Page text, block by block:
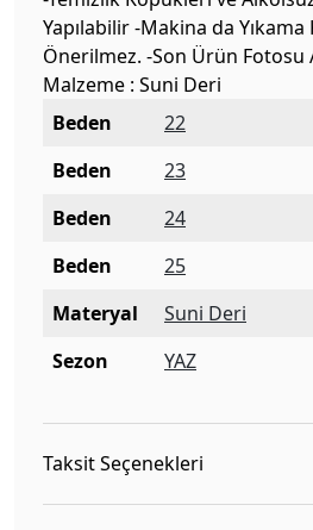
Yapılabilir -Makina da
Önerilmez. -Son Ürün Fotosu
Malzeme : Suni Deri
Beden
22
Beden
23
Beden
24
Beden
25
Materyal
Suni Deri
Sezon
YAZ
Taksit Seçenekleri